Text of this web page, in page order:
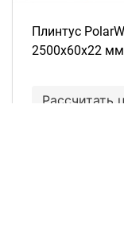
Плинтус
2500х60х22
Рассчитать